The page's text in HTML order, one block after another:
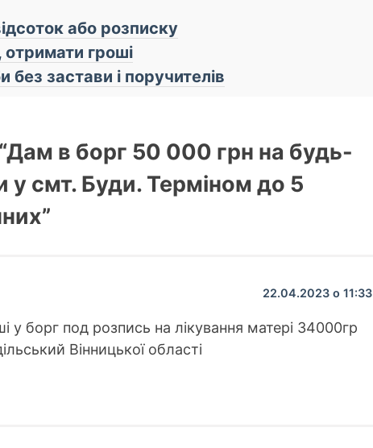
або розписку
гроші
без застави і поручителів
в борг 50 000 грн на будь-
у смт. Буди. Терміном до 5
22.04.2023 о 11:33
у борг под розпись на лікування матері 34000гр
Вінницької області